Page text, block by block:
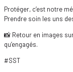
Protéger, c’est notre
Prendre soin les uns
📸 Retour en images
qu’engagés.
#SST